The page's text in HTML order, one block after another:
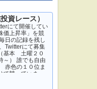
資レース）
にて開催してい
価上昇率」を競
日の記録を残し
Twitterにて募集
基本 土曜２０
～） 誰でも自由
赤色の１０位ま
て競っていま